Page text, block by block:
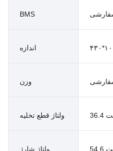
BMS
اندازه
وزن
ولتاژ قطع تخلیه ولت
ولتاژ شارژ ولت